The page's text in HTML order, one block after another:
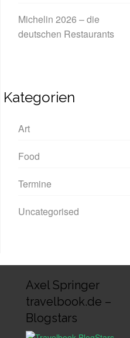
Michelin 2026 – die
deutschen Restaurants
Kategorien
Art
Food
Termine
Uncategorised
Axel Springer
travelbook.de –
Blogstars